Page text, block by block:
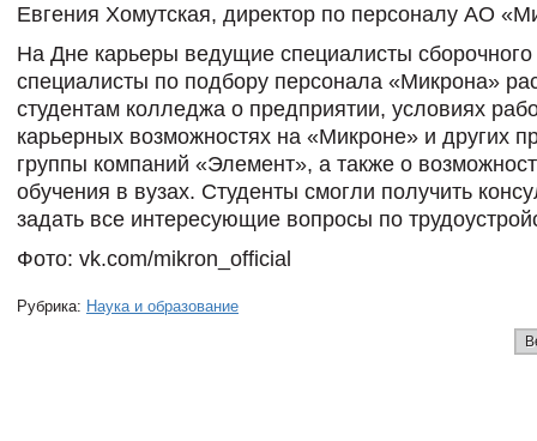
Евгения Хомутская, директор по персоналу АО
На Дне карьеры ведущие специалисты сборочного
специалисты по подбору персонала «Микрона»
студентам колледжа о предприятии, условиях
карьерных возможностях на «Микроне» и других
группы компаний «Элемент», а также о
обучения в вузах. Студенты смогли получить
задать все интересующие вопросы по
Фото: vk.com/mikron_official
Рубрика: Наука и образование